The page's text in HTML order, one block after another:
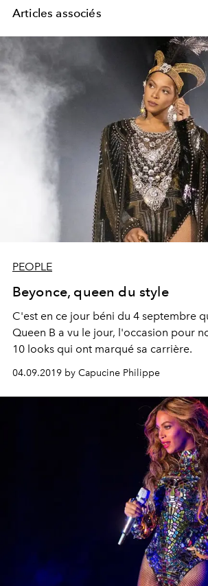
Articles associés
PEOPLE
Beyonce, queen du style
C'est en ce jour béni du 4 septembre
Queen B a vu le jour, l'occasion pour
10 looks qui ont marqué sa carrière.
04.09.2019 by Capucine Philippe